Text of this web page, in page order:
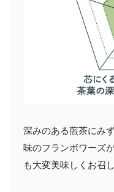
深みのある煎茶にみ
味のフランボワーズ
も大変美味しくお召